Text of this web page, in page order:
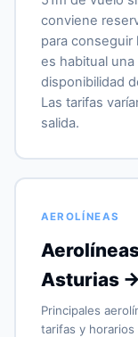
conviene
para conseguir
es habitual
disponibilidad
Las tarifas
salida.
AEROLÍNEAS
Asturias
Principales
tarifas y